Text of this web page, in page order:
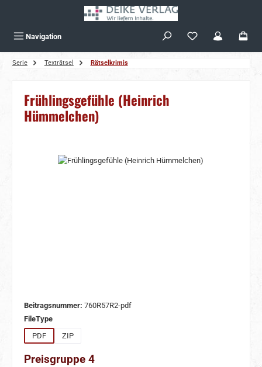
Navigation
Serie Texträtsel Rätselkrimis
Frühlingsgefühle (Heinrich
Hümmelchen)
Bildergalerie überspringen
Beitragsnummer: 760R57R2-pdf
FileTypeauswählen
PDF
ZIP
Preisgruppe 4